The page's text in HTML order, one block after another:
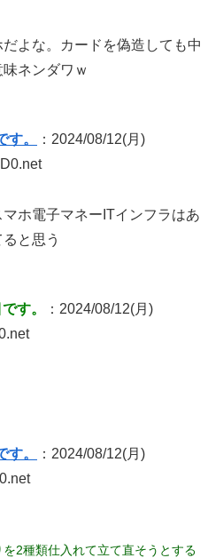
よな。カードを偽造しても中
ネンダワｗ
。
：2024/08/12(月)
ホ電子マネーITインフラはあ
と思う
す。
：2024/08/12(月)
。
：2024/08/12(月)
2種類仕入れて立て直そうとする